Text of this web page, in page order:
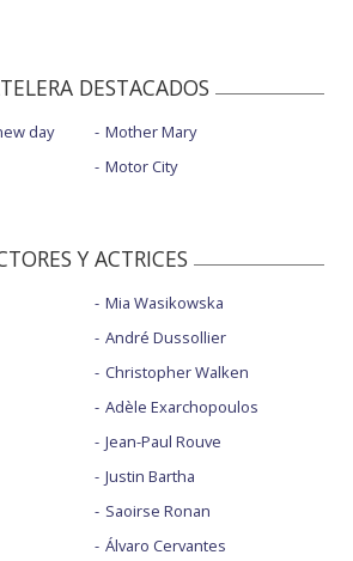
DESTACADOS
day
Mother Mary
Motor City
Y ACTRICES
Mia Wasikowska
André Dussollier
Christopher Walken
Adèle Exarchopoulos
Jean-Paul Rouve
Justin Bartha
Saoirse Ronan
Álvaro Cervantes